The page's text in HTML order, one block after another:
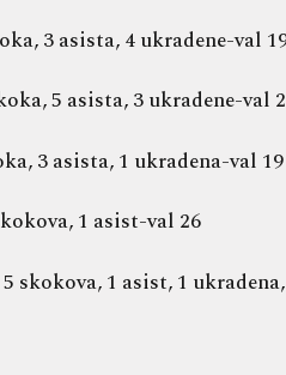
3 asista, 4 ukradene-val
5 asista, 3 ukradene-val
3 asista, 1 ukradena-val 19
1 asist-val 26
skokova, 1 asist, 1